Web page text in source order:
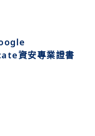
資安專業證書